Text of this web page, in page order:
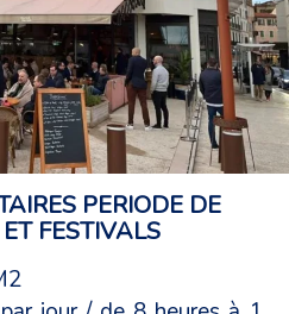
PERIODE DE
FESTIVALS